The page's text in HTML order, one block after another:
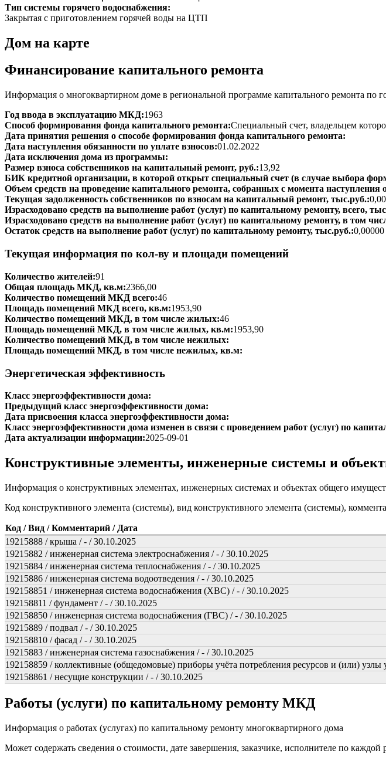
Тип системы горячего водоснабжения:
Закрытая с приготовлением горячей воды на ЦТП
Дом на карте
Финансирование капитального ремонта
Информация о многоквартирном доме в региональной программе капитального ремонта по
Год ввода в эксплуатацию МКД:1963
Способ формирования фонда капитального ремонта:Специальный счет, владельцем
Дата принятия решения о способе формирования фонда капитального ремонта:
Дата наступления обязанности по уплате взносов:01.02.2022
Дата исключения дома из программы:
Размер взноса собственников на капитальный ремонт, руб.:13,92
БИК кредитной организации, в которой открыт специальный счет (в случае выбора
Объем средств на проведение капитального ремонта, собранных с момента наступления
Текущая задолженность собственников по взносам на капитальный ремонт, тыс.руб.:
Израсходовано средств на выполнение работ (услуг) по капитальному ремонту, всего,
Израсходовано средств на выполнение работ (услуг) по капитальному ремонту, в том
Остаток средств на выполнение работ (услуг) по капитальному ремонту, тыс.руб.:0,00000
Текущая информация по кол-ву и площади помещений
Количество жителей:91
Общая площадь МКД, кв.м:2366,00
Количество помещений МКД всего:46
Площадь помещений МКД всего, кв.м:1953,90
Количество помещений МКД, в том числе жилых:46
Площадь помещений МКД, в том числе жилых, кв.м:1953,90
Количество помещений МКД, в том числе нежилых:
Площадь помещений МКД, в том числе нежилых, кв.м:
Энергетическая эффективность
Класс энергоэффективности дома:
Предыдущий класс энергоэффективности дома:
Дата присвоения класса энергоэффективности дома:
Класс энергоэффективности дома изменен в связи с проведением работ (услуг) по
Дата актуализации информации:2025-09-01
Конструктивные элементы, инженерные системы и
Информация о конструктивных элементах, инженерных системах и объектах общего
Код конструктивного элемента (системы), вид конструктивного элемента (системы),
Код / Вид / Комментарий / Дата
19215888 / крыша / - / 30.10.2025
19215882 / инженерная система электроснабжения / - / 30.10.2025
19215884 / инженерная система теплоснабжения / - / 30.10.2025
19215886 / инженерная система водоотведения / - / 30.10.2025
192158851 / инженерная система водоснабжения (ХВС) / - / 30.10.2025
192158811 / фундамент / - / 30.10.2025
192158850 / инженерная система водоснабжения (ГВС) / - / 30.10.2025
19215889 / подвал / - / 30.10.2025
192158810 / фасад / - / 30.10.2025
19215883 / инженерная система газоснабжения / - / 30.10.2025
192158859 / коллективные (общедомовые) приборы учёта потребления ресурсов и (или) узлы
192158861 / несущие конструкции / - / 30.10.2025
Работы (услуги) по капитальному ремонту МКД
Информация о работах (услугах) по капитальному ремонту многоквартирного дома
Может содержать сведения о стоимости, дате завершения, заказчике, исполнителе по каждой